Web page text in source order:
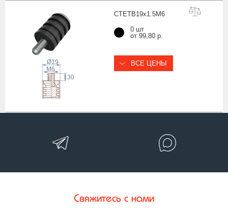
CTETB19x1.5M6
30
Ø19
M6
0 шт
от 99,80 р.
ВСЕ ЦЕНЫ
Свяжитесь с нами